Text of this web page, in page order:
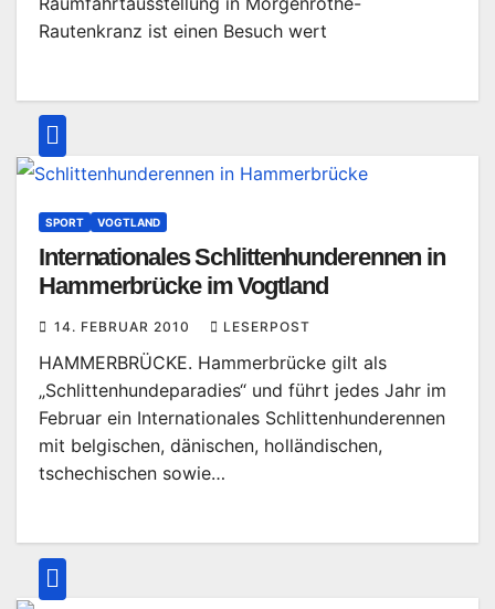
Rautenkranz ist einen Besuch wert
SPORT VOGTLAND
Internationales Schlittenhunderennen in
Hammerbrücke im Vogtland
14. FEBRUAR 2010 LESERPOST
HAMMERBRÜCKE. Hammerbrücke gilt als
„Schlittenhundeparadies“ und führt jedes Jahr im
Februar ein Internationales Schlittenhunderennen
mit belgischen, dänischen, holländischen,
tschechischen sowie…